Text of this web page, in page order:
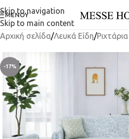
Skip to navigation
Skip to main content
ΜΕΝΟΎ
Αρχική σελίδα/Λευκά Είδη/Ριχτάρια
-17%